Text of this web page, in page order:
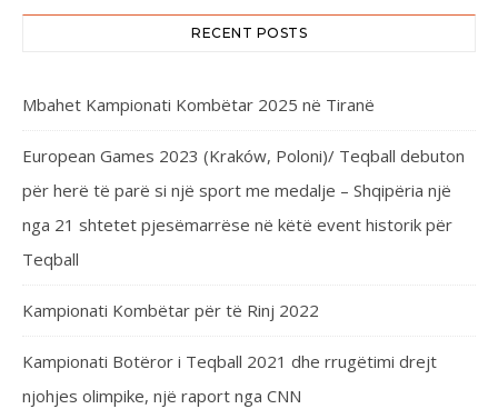
RECENT POSTS
Mbahet Kampionati Kombëtar 2025 në Tiranë
European Games 2023 (Kraków, Poloni)/ Teqball debuton
për herë të parë si një sport me medalje – Shqipëria një
nga 21 shtetet pjesëmarrëse në këtë event historik për
Teqball
Kampionati Kombëtar për të Rinj 2022
Kampionati Botëror i Teqball 2021 dhe rrugëtimi drejt
njohjes olimpike, një raport nga CNN